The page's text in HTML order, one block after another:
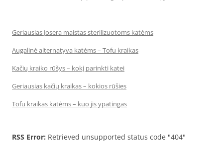
Geriausias Josera maistas sterilizuotoms katėms
Augalinė alternatyva katėms – Tofu kraikas
Kačių kraiko rūšys – kokį parinkti katei
Geriausias kačių kraikas – kokios rūšies
Tofu kraikas katėms – kuo jis ypatingas
RSS Error: Retrieved unsupported status code "404"